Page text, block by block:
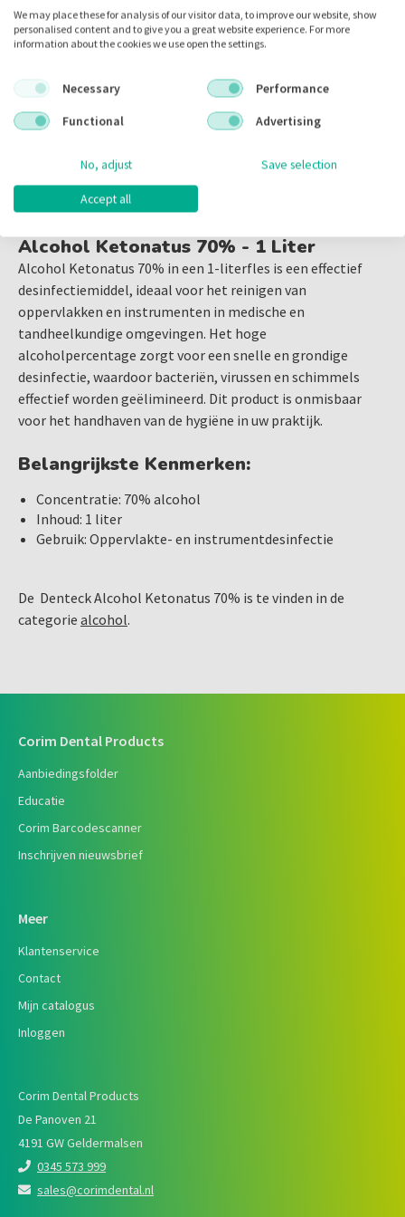
Inhoud:
1.00 liter
Voorraad:
Omschrijving
Omschrijving
Alcohol Ketonatus 70% - 1 Liter
Alcohol Ketonatus 70% in een 1-literfles is een effectief
desinfectiemiddel, ideaal voor het reinigen van
oppervlakken en instrumenten in medische en
tandheelkundige omgevingen. Het hoge
alcoholpercentage zorgt voor een snelle en grondige
desinfectie, waardoor bacteriën, virussen en schimmels
effectief worden geëlimineerd. Dit product is onmisbaar
voor het handhaven van de hygiëne in uw praktijk.
Belangrijkste Kenmerken:
Concentratie: 70% alcohol
Inhoud: 1 liter
Gebruik: Oppervlakte- en instrumentdesinfectie
De Denteck Alcohol Ketonatus 70% is te vinden in de
categorie alcohol.
Corim Dental Products
Aanbiedingsfolder
Educatie
Corim Barcodescanner
Inschrijven nieuwsbrief
Meer
Klantenservice
Contact
Mijn catalogus
Inloggen
Corim Dental Products
De Panoven 21
4191 GW Geldermalsen
0345 573 999
sales@corimdental.nl
We may place these for analysis of our visitor data, to improve our website, show
personalised content and to give you a great website experience. For more
information about the cookies we use open the settings.
Necessary
Performance
Functional
Advertising
No, adjust Save selection
Accept all